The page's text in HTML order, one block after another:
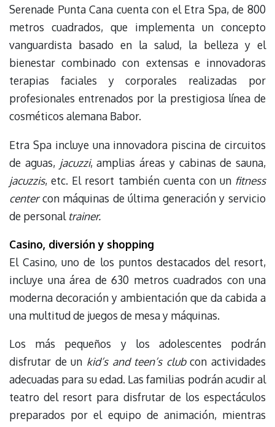
Serenade Punta Cana cuenta con el Etra Spa, de 800
metros cuadrados, que implementa un concepto
vanguardista basado en la salud, la belleza y el
bienestar combinado con extensas e innovadoras
terapias faciales y corporales realizadas por
profesionales entrenados por la prestigiosa línea de
cosméticos alemana Babor.
Etra Spa incluye una innovadora piscina de circuitos
de aguas, jacuzzi, amplias áreas y cabinas de sauna,
jacuzzis, etc. El resort también cuenta con unfitness
centercon máquinas de última generación y servicio
de personal trainer.
Casino, diversión y shopping
El Casino, uno de los puntos destacados del resort,
incluye una área de 630 metros cuadrados con una
moderna decoración y ambientación que da cabida a
una multitud de juegos de mesa y máquinas.
Los más pequeños y los adolescentes podrán
disfrutar de un kid’s and teen’s clubcon actividades
adecuadas para su edad. Las familias podrán acudir al
teatro del resort para disfrutar de los espectáculos
preparados por el equipo de animación, mientras